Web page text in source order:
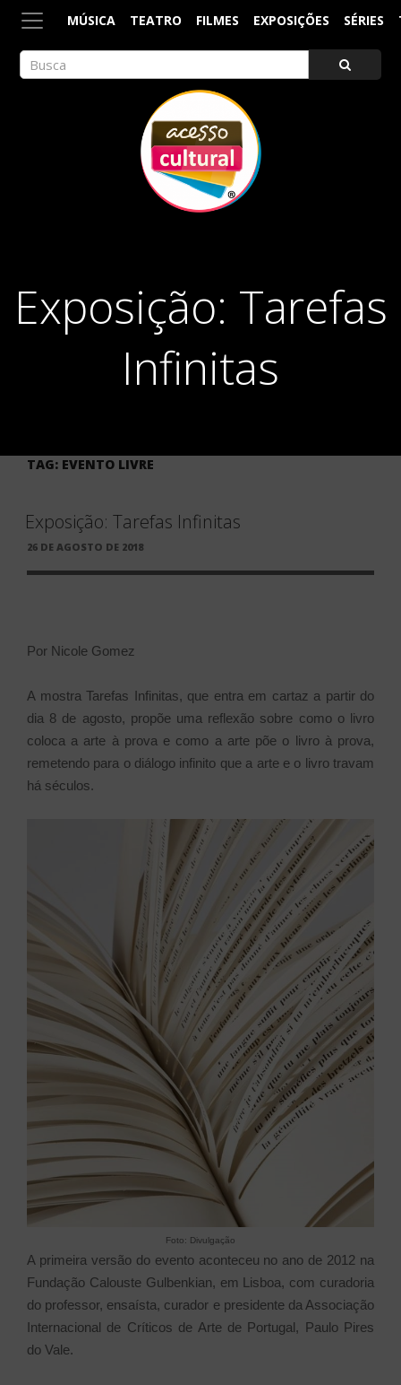
MÚSICA TEATRO FILMES EXPOSIÇÕES SÉRIES
Exposição: Tarefas
Infinitas
TAG: EVENTO LIVRE
Exposição: Tarefas Infinitas
PUBLICADO
26 DE AGOSTO DE 2018
Por Nicole Gomez
A mostra Tarefas Infinitas, que entra em cartaz a partir do
dia 8 de agosto, propõe uma reflexão sobre como o livro
coloca a arte à prova e como a arte põe o livro à prova,
remetendo para o diálogo infinito que a arte e o livro travam
há séculos.
Foto: Divulgação
A primeira versão do evento aconteceu no ano de 2012 na
Fundação Calouste Gulbenkian, em Lisboa, com curadoria
do professor, ensaísta, curador e presidente da Associação
Internacional de Críticos de Arte de Portugal, Paulo Pires
do Vale.